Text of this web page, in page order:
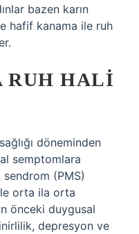
bazen karın
hafif kanama ile ruh
RUH HALI
döneminden
semptomlara
(PMS)
orta ila orta
önceki duygusal
depresyon ve